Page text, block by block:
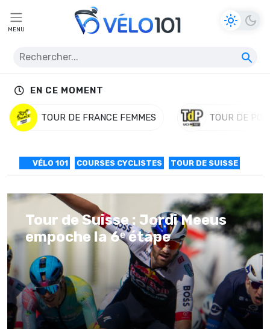
MENU
EN CE MOMENT
TOUR DE FRANCE FEMMES TOUR DE
VÉLO 101 COURSES CYCLISTES TOUR DE SUISSE
Tour de Suisse : Jordi Meeus
empoche la 6ᵉ étape